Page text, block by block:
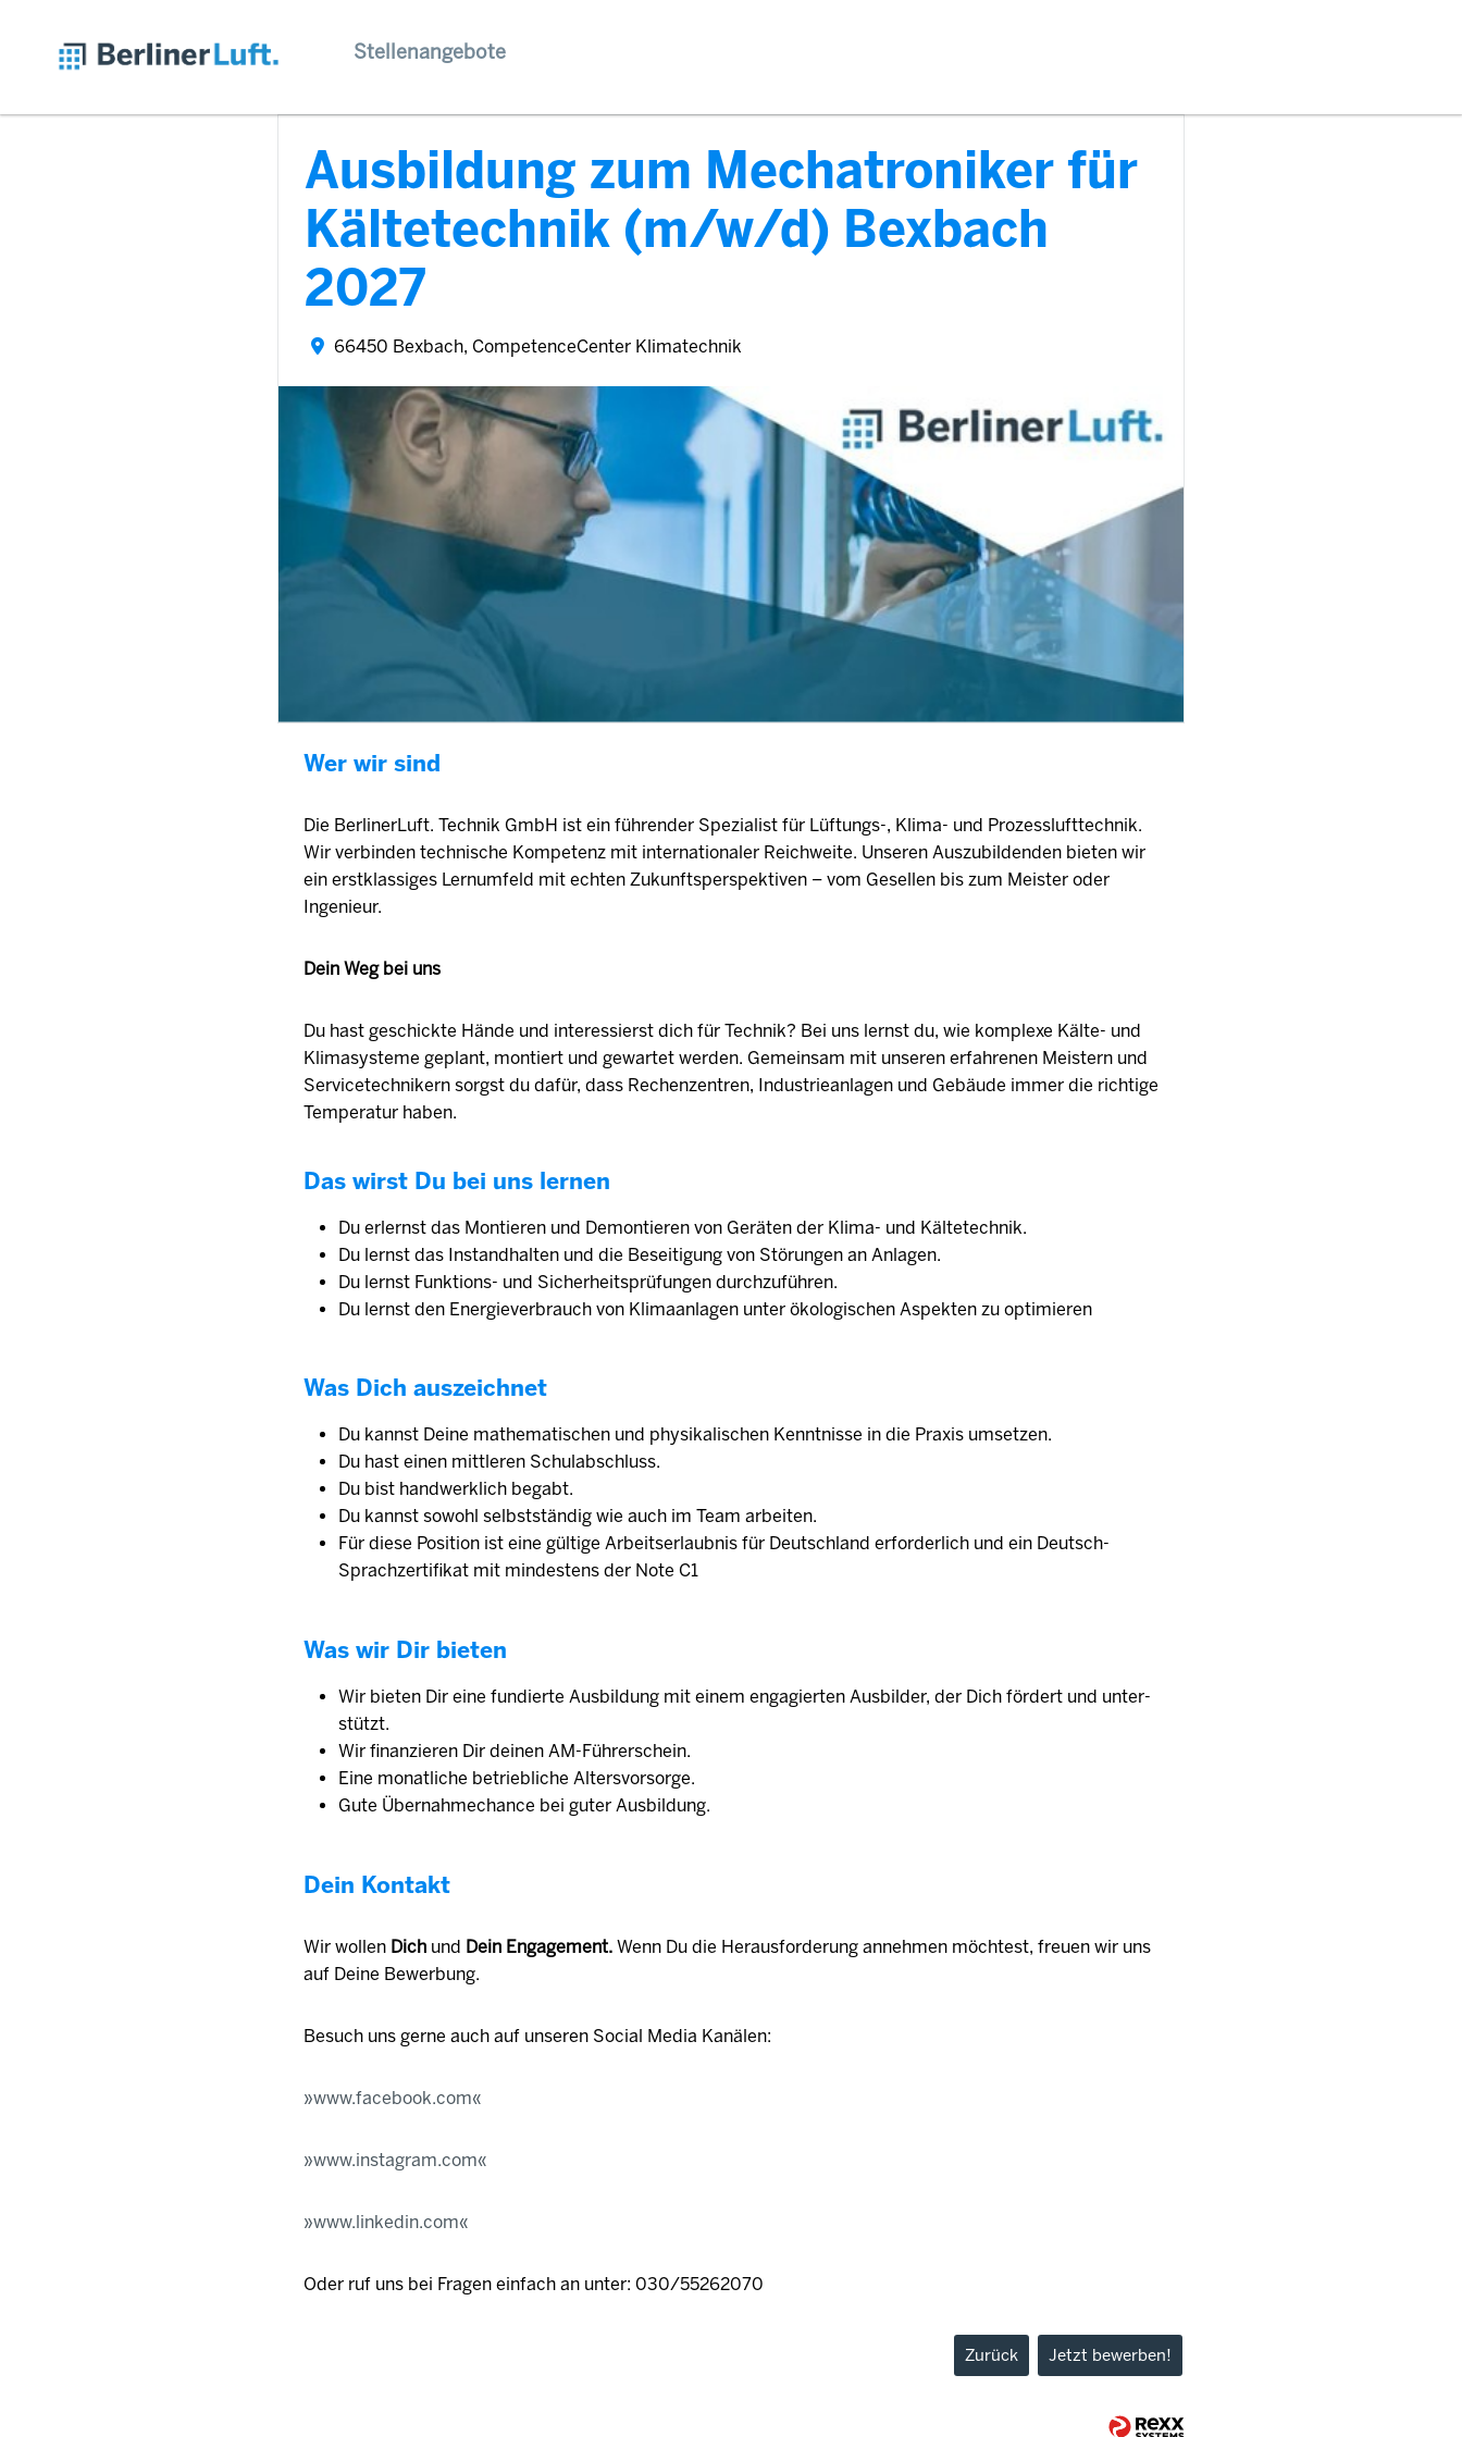
Stellenangebote
Ausbildung zum Mechatroniker für
Kältetechnik (m/w/d) Bexbach
2027
66450 Bexbach, CompetenceCenter Klimatechnik
Wer wir sind
Die BerlinerLuft. Technik GmbH ist ein führender Spezialist für Lüftungs-, Klima- und Prozesslufttechnik.
Wir verbinden technische Kompetenz mit internationaler Reichweite. Unseren Auszubildenden bieten wir
ein erstklassiges Lernumfeld mit echten Zukunftsperspektiven – vom Gesellen bis zum Meister oder
Ingenieur.
Dein Weg bei uns
Du hast geschickte Hände und interessierst dich für Technik? Bei uns lernst du, wie komplexe Kälte- und
Klimasysteme geplant, montiert und gewartet werden. Gemeinsam mit unseren erfahrenen Meistern und
Servicetechnikern sorgst du dafür, dass Rechenzentren, Industrieanlagen und Gebäude immer die richtige
Temperatur haben.
Das wirst Du bei uns lernen
Du erlernst das Montieren und Demontieren von Geräten der Klima- und Kältetechnik.
Du lernst das Instandhalten und die Beseitigung von Störungen an Anlagen.
Du lernst Funktions- und Sicherheitsprüfungen durchzuführen.
Du lernst den Energieverbrauch von Klimaanlagen unter ökologischen Aspekten zu optimieren
Was Dich auszeichnet
Du kannst Deine mathematischen und physikalischen Kenntnisse in die Praxis umsetzen.
Du hast einen mittleren Schulabschluss.
Du bist handwerklich begabt.
Du kannst sowohl selbst­ständig wie auch im Team arbeiten.
Für diese Position ist eine gültige Arbeitserlaubnis für Deutschland erforderlich und ein Deutsch-
Sprachzertifikat mit mindestens der Note C1
Was wir Dir bieten
Wir bieten Dir eine fundierte Ausbildung mit einem engagierten Aus­bilder, der Dich fördert und unter­
stützt.
Wir finanzieren Dir deinen AM-Führerschein.
Eine monat­liche betrieb­liche Alters­vorsorge.
Gute Übernahmechance bei guter Ausbildung.
Dein Kontakt
Wir wollen Dich und Dein Engagement. Wenn Du die Herausforderung annehmen möchtest, freuen wir uns
auf Deine Bewerbung.
Besuch uns gerne auch auf unseren Social Media Kanälen:
www.facebook.com
www.instagram.com
www.linkedin.com
Oder ruf uns bei Fragen einfach an unter: 030/55262070
Zurück Jetzt bewerben!